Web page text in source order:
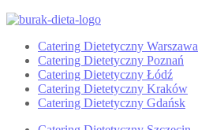
Catering Dietetyczny Warszawa
Catering Dietetyczny Poznań
Catering Dietetyczny Łódź
Catering Dietetyczny Kraków
Catering Dietetyczny Gdańsk